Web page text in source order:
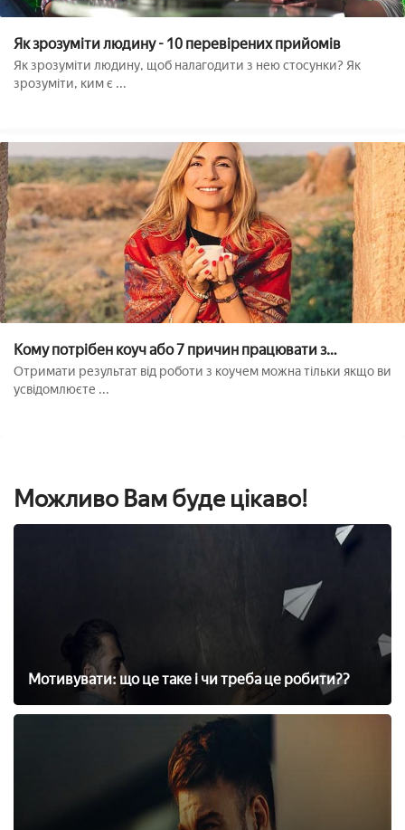
Як зрозуміти людину - 10 перевірених прийомів
Як зрозуміти людину, щоб налагодити з нею стосунки? Як
зрозуміти, ким є ...
Кому потрібен коуч або 7 причин працювати з
фахівцем
Отримати результат від роботи з коучем можна тільки якщо ви
усвідомлюєте ...
Можливо Вам буде цікаво!
Мотивувати: що це таке і чи треба це робити??